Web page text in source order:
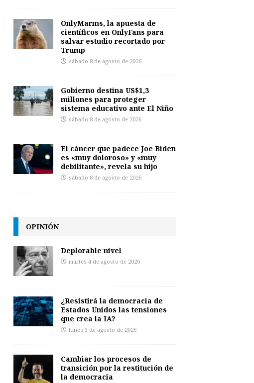
OnlyMarms, la apuesta de
científicos en OnlyFans para
salvar estudio recortado por
Trump
sábado 8 de agosto de 2026
Gobierno destina US$1,3
millones para proteger
sistema educativo ante El Niño
sábado 8 de agosto de 2026
El cáncer que padece Joe Biden
es «muy doloroso» y «muy
debilitante», revela su hijo
sábado 8 de agosto de 2026
OPINIÓN
Deplorable nivel
martes 4 de agosto de 2026
¿Resistirá la democracia de
Estados Unidos las tensiones
que crea la IA?
lunes 3 de agosto de 2026
Cambiar los procesos de
transición por la restitución de
la democracia